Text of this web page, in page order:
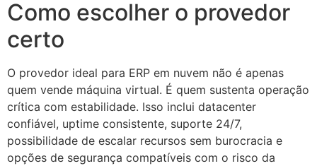
Como escolher o provedor
certo
O provedor ideal para ERP em nuvem não é apenas
quem vende máquina virtual. É quem sustenta operação
crítica com estabilidade. Isso inclui datacenter
confiável, uptime consistente, suporte 24/7,
possibilidade de escalar recursos sem burocracia e
opções de segurança compatíveis com o risco da